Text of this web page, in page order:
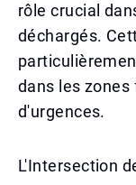
rôle crucial
déchargés.
dans les
d'urgences.
L'Intersection